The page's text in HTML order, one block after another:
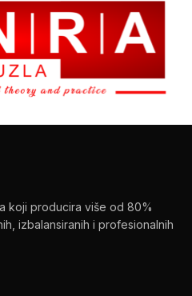
koji producira više od 80%
izbalansiranih i profesionalnih